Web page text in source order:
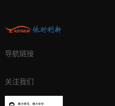
导航链接
关注我们